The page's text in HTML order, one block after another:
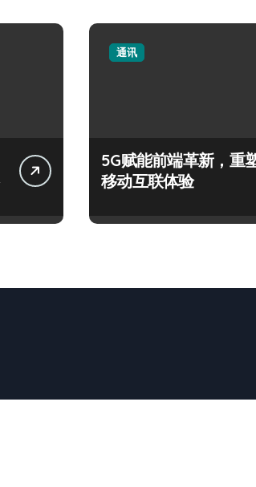
通讯
5G赋能前端革新，重
移动互联体验